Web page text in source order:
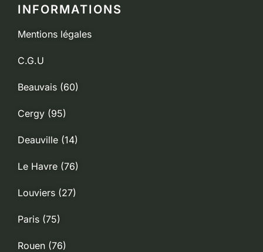
INFORMATIONS
Mentions légales
C.G.U
Beauvais (60)
Cergy (95)
Deauville (14)
Le Havre (76)
Louviers (27)
Paris (75)
Rouen (76)